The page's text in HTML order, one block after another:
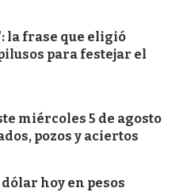
la frase que eligió
para festejar el
miércoles 5 de agosto
pozos y aciertos
hoy en pesos